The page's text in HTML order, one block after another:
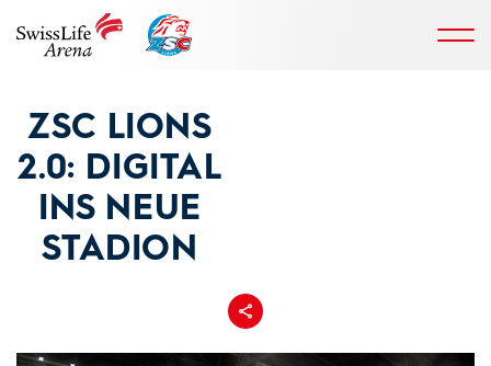
ZSC LIONS
2.0: DIGITAL
INS NEUE
STADION
Teilen